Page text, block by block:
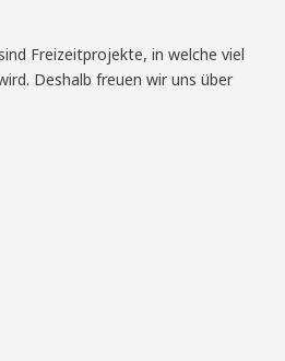
Freizeitprojekte, in welche viel
Deshalb freuen wir uns über